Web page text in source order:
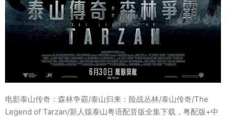
电影泰山传奇：森林争霸/泰山归来：险战丛林/泰山传奇/The
Legend of Tarzan/新人猿泰山粤语配音版全集下载，粤配版+中